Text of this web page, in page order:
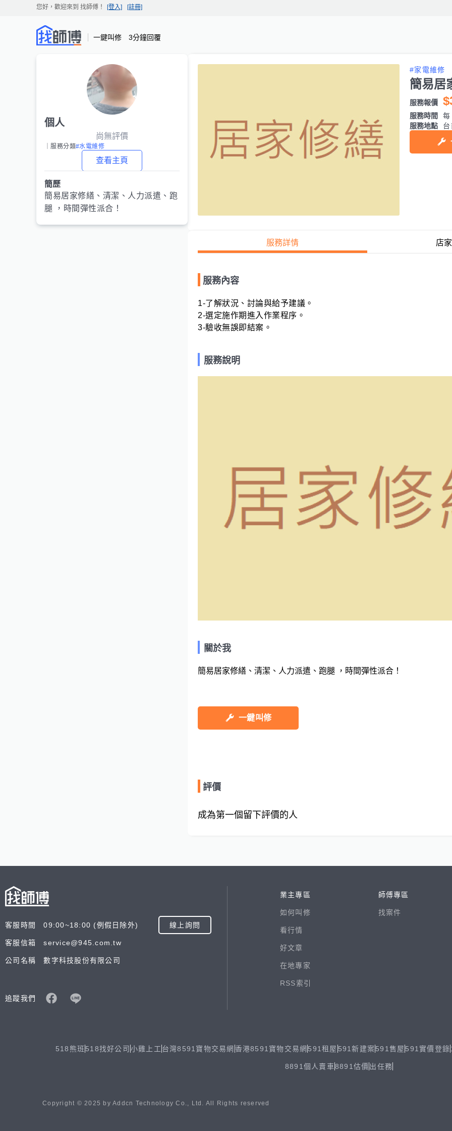
您好，歡迎來到 找師傅 ！ [登入] [註冊]
一鍵叫修 3分鐘回覆
個人
尚無評價
｜服務分類#水電維修
查看主頁
簡歷
簡易居家修繕、清潔、人力派遣、跑
腿 ，時間彈性派合！
#家電維修
簡易居
服務報價
服務時間
服務地點
服務詳情 店
服務內容
1-了解狀況、討論與給予建議。
2-選定施作期進入作業程序。
3-驗收無誤即結案。
服務說明
關於我
簡易居家修繕、清潔、人力派遣、跑腿 ，時間彈性派合！
一鍵叫修
評價
成為第一個留下評價的人
客服時間 09:00~18:00 (例假日除外) 線上詢問
客服信箱 service@945.com.tw
公司名稱 數字科技股份有限公司
追蹤我們
業主專區
如何叫修
看行情
好文章
在地專家
RSS索引
師傅專區
找案件
518熊班 518找好公司 小雞上工 台灣8591寶物交易網 香港8591寶物交易網 591租屋 591新建案591售屋 591實價登錄
8891個人賣車8891估價 出任務
Copyright © 2025 by Addcn Technology Co., Ltd. All Rights reserved